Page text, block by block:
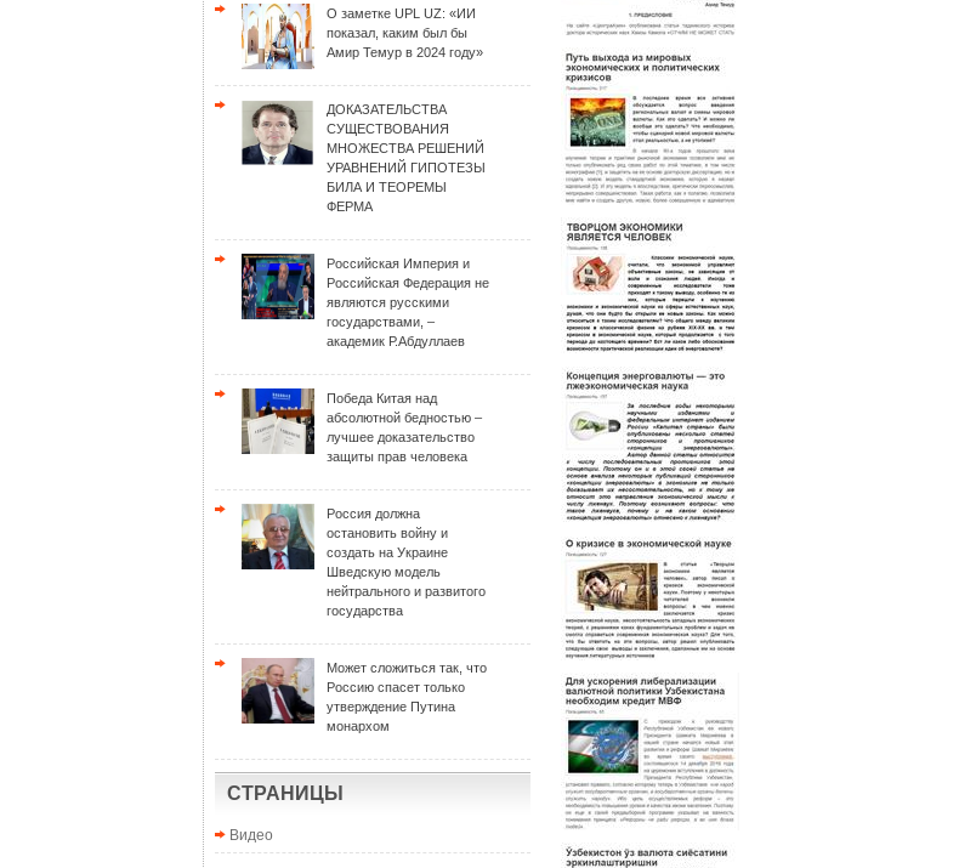
О заметке UPL UZ: «ИИ
показал, каким был бы
Амир Темур в 2024 году»
ДОКАЗАТЕЛЬСТВА
СУЩЕСТВОВАНИЯ
МНОЖЕСТВА РЕШЕНИЙ
УРАВНЕНИЙ ГИПОТЕЗЫ
БИЛА И ТЕОРЕМЫ
ФЕРМА
Российская Империя и
Российская Федерация не
являются русскими
государствами, –
академик Р.Абдуллаев
Победа Китая над
абсолютной бедностью –
лучшее доказательство
защиты прав человека
Россия должна
остановить войну и
создать на Украине
Шведскую модель
нейтрального и развитого
государства
Может сложиться так, что
Россию спасет только
утверждение Путина
монархом
СТРАНИЦЫ
Видео